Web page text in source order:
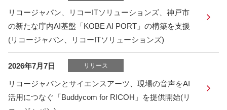
リコージャパン、リコーITソリューションズ、神戸市
の新たな庁内AI基盤「KOBE AI PORT」の構築を支援
(リコージャパン、リコーITソリューションズ)
2026年7月7日 リリース
リコージャパンとサイエンスアーツ、現場の音声をAI
活用につなぐ「Buddycom for RICOH」を提供開始(リ